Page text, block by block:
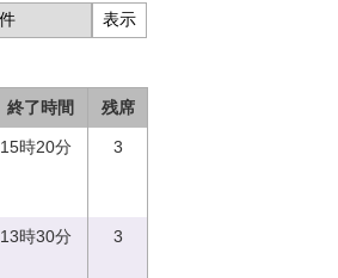
終了時間 残席
15時20分 3
13時30分 3